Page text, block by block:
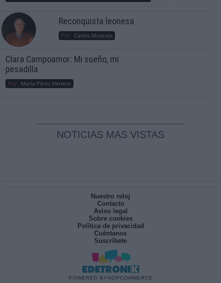
Reconquista leonesa
Por Carlos Miranda
Clara Campoamor: Mi sueño, mi
pesadilla
Por María Pérez Herrero
NOTICIAS MAS VISTAS
Nuestro reloj
Contacto
Aviso legal
Sobre cookies
Política de privacidad
Cuéntanos
Suscríbete
POWERED BY NOPCOMMERCE